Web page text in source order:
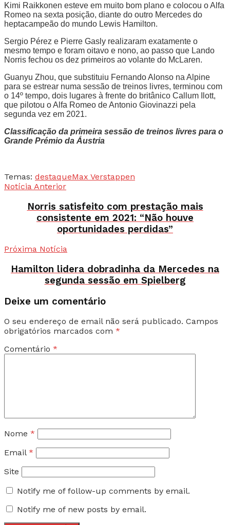
Kimi Raikkonen esteve em muito bom plano e colocou o Alfa
Romeo na sexta posição, diante do outro Mercedes do
heptacampeão do mundo Lewis Hamilton.
Sergio Pérez e Pierre Gasly realizaram exatamente o
mesmo tempo e foram oitavo e nono, ao passo que Lando
Norris fechou os dez primeiros ao volante do McLaren.
Guanyu Zhou, que substituiu Fernando Alonso na Alpine
para se estrear numa sessão de treinos livres, terminou com
o 14º tempo, dois lugares à frente do britânico Callum Ilott,
que pilotou o Alfa Romeo de Antonio Giovinazzi pela
segunda vez em 2021.
Classificação da primeira sessão de treinos livres para o
Grande Prémio da Áustria
Temas: destaqueMax Verstappen
Notícia Anterior
Norris satisfeito com prestação mais
consistente em 2021: “Não houve
oportunidades perdidas”
Próxima Notícia
Hamilton lidera dobradinha da Mercedes na
segunda sessão em Spielberg
Deixe um comentário
O seu endereço de email não será publicado. Campos
obrigatórios marcados com *
Comentário *
Nome *
Email *
Site
Notify me of follow-up comments by email.
Notify me of new posts by email.